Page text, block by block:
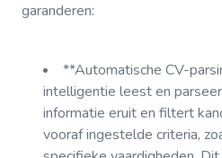
garanderen:
**Automatische CV-
intelligentie leest en
informatie eruit en filtert
vooraf ingestelde criteria,